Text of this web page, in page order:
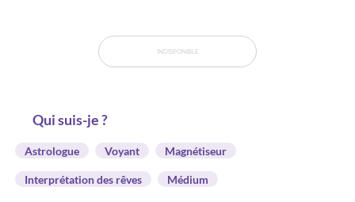
INDISPONIBLE
Qui suis-je ?
Astrologue Voyant Magnétiseur
Interprétation des rêves Médium